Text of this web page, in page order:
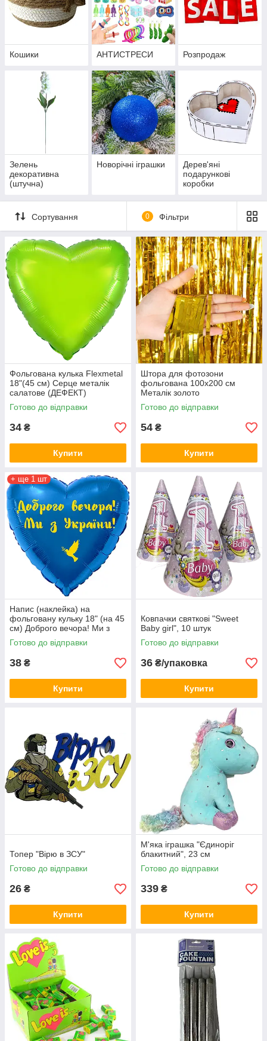
Кошики АНТИСТРЕСИ Розпродаж
Зелень
декоративна
(штучна)
Новорічні іграшки
Дерев'яні
подарункові
коробки
Сортування 0 Фільтри
Фольгована кулька Flexmetal
18"(45 см) Серце металік
салатове (ДЕФЕКТ)
Готово до відправки
34 ₴
Купити
Штора для фотозони
фольгована 100х200 см
Металік золото
Готово до відправки
54 ₴
Купити
+ ще 1 шт
Напис (наклейка) на
фольговану кульку 18" (на 45
см) Доброго вечора! Ми з
України! (будь-який колір)
Готово до відправки
38 ₴
Купити
Ковпачки святкові "Sweet
Baby girl", 10 штук
Готово до відправки
36 ₴/упаковка
Купити
Топер "Вірю в ЗСУ"
Готово до відправки
26 ₴
Купити
М'яка іграшка "Єдиноріг
блакитний", 23 см
Готово до відправки
339 ₴
Купити